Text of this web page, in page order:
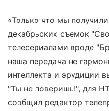
«Только что мы
декабрьских съемок
телесериалами вроде
наша передача не
интеллекта и эрудиции
"Ты не поверишь!", для
сообщил редактор